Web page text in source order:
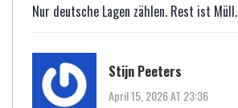
Nur deutsche Lagen zählen. Rest ist Müll.
Stijn Peeters
April 15, 2026 AT 23:36